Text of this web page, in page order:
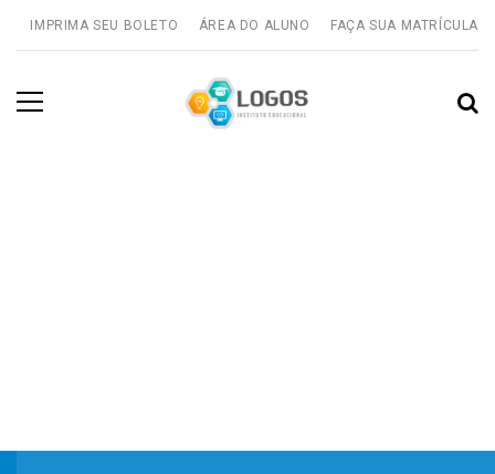
IMPRIMA SEU BOLETO ÁREA DO ALUNO FAÇA SUA MATRÍCULA